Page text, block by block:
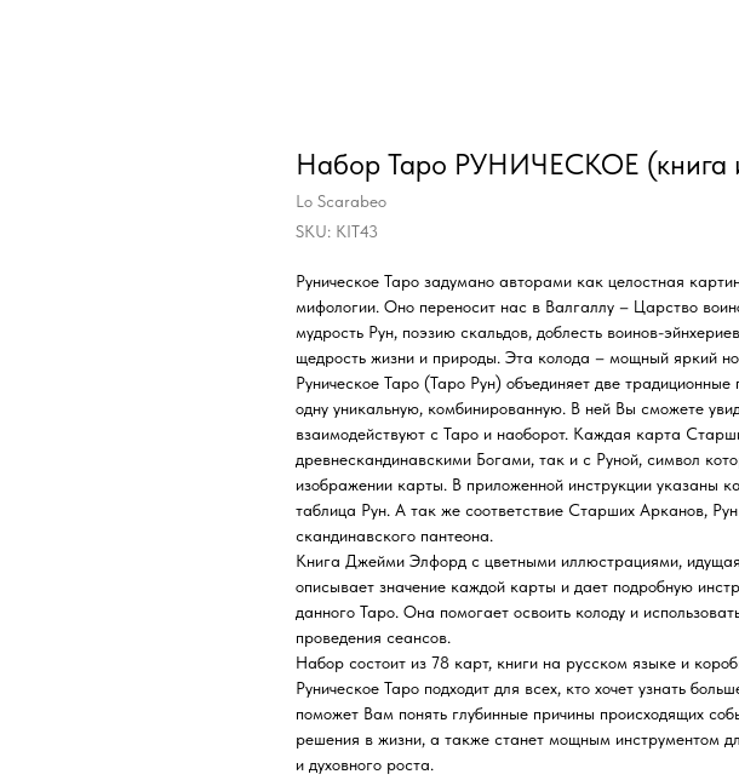
Набор Таро РУНИЧЕСКОЕ (книга
Lo Scarabeo
SKU: KIT43
Руническое Таро задумано авторами как целостная
мифологии. Оно переносит нас в Валгаллу – Царство
мудрость Рун, поэзию скальдов, доблесть воинов-
щедрость жизни и природы. Эта колода – мощный яркий
Руническое Таро (Таро Рун) объединяет две
одну уникальную, комбинированную. В ней Вы сможете
взаимодействуют с Таро и наоборот. Каждая карта
древнескандинавскими Богами, так и с Руной, символ
изображении карты. В приложенной инструкции указаны
таблица Рун. А так же соответствие Старших Арканов,
скандинавского пантеона.
Книга Джейми Элфорд с цветными иллюстрациями,
описывает значение каждой карты и дает подробную
данного Таро. Она помогает освоить колоду и
проведения сеансов.
Набор состоит из 78 карт, книги на русском языке и
Руническое Таро подходит для всех, кто хочет узнать
поможет Вам понять глубинные причины происходящих
решения в жизни, а также станет мощным инструментом
и духовного роста.